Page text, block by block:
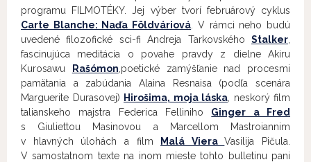
programu FILMOTÉKY. Jej výber tvorí februárový cyklus
Carte Blanche: Naďa Földváriová . V rámci neho budú
uvedené filozofické sci-fi Andreja Tarkovského Stalker
fascinujúca meditácia o povahe pravdy z dielne Akiru
Kurosawu
Rašómon ,poetické zamýšľanie nad procesmi
pamätania a zabúdania Alaina Resnaisa (podľa scenára
Marguerite Durasovej) Hirošima, moja láska , neskorý film
talianskeho majstra Federica Felliniho Ginger a Fred
s Giuliettou Masinovou a Marcellom Mastroiannim
v hlavných úlohách a film
Malá VieraVasilija Pičula.
V samostatnom texte na inom mieste tohto bulletinu pani